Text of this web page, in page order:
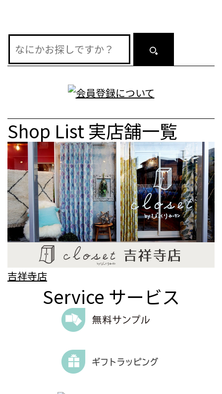
ン
Shop List実店舗一覧
吉祥寺店
Service サービス